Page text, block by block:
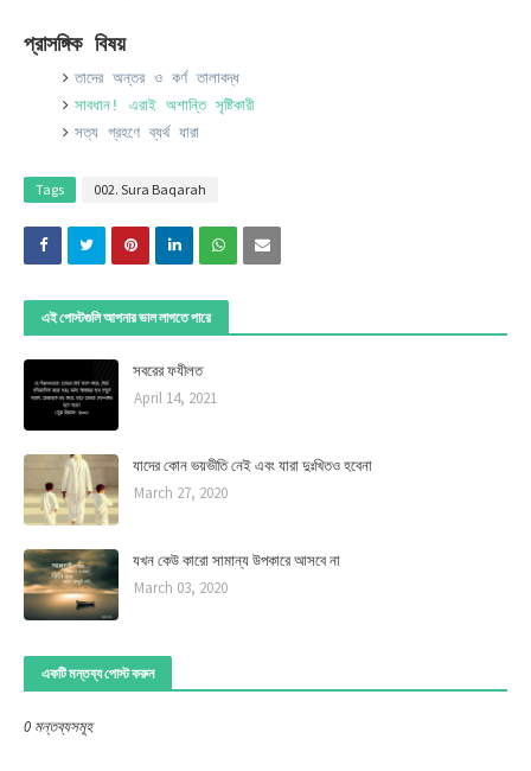
প্রাসঙ্গিক বিষয়
তাদের অন্তর ও কর্ণ তালাবদ্ধ
সাবধান! এরাই অশান্তি সৃষ্টিকারী
সত্য গ্রহণে ব্যর্থ যারা
Tags 002. Sura Baqarah
এই পোস্টগুলি আপনার ভাল লাগতে পারে
সবরের ফযীলত
April 14, 2021
যাদের কোন ভয়ভীতি নেই এবং যারা দুঃখিতও হবেনা
March 27, 2020
যখন কেউ কারো সামান্য উপকারে আসবে না
March 03, 2020
একটি মন্তব্য পোস্ট করুন
0 মন্তব্যসমূহ